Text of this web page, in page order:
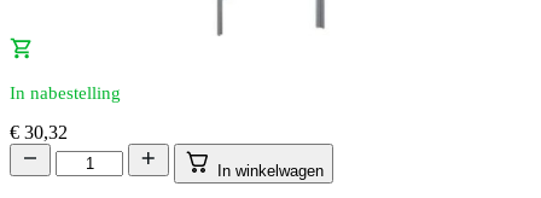
In nabestelling
€ 30,32
In winkelwagen